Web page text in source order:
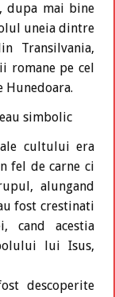
dupa mai bine
uneia dintre
Transilvania,
romane pe cel
Hunedoara.
simbolic
cultului era
fel de carne ci
alungand
fost crestinati
cand acestia
lui Isus,
descoperite